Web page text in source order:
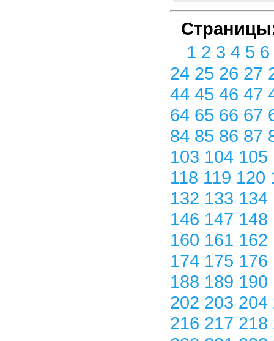
1 2 3 4 5 6
24 25 26 27
44 45 46 47
64 65 66 67
84 85 86 87
103 104 105
118 119 120
132 133 134
146 147 148
160 161 162
174 175 176
188 189 190
202 203 204
216 217 218